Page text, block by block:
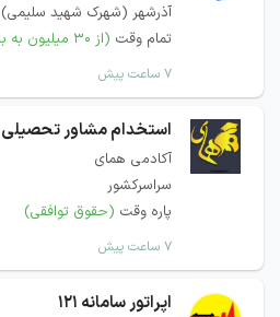
آذرشهر (شهرک شهید سلیمی)
تمام وقت (از ۳۰ میلیون به بالا)
۷ ساعت پیش
استخدام مشاور تحصیلی
آکادمی همای
سراسرکشور
پاره وقت (حقوق توافقی)
۷ ساعت پیش
اپراتور سامانه 121